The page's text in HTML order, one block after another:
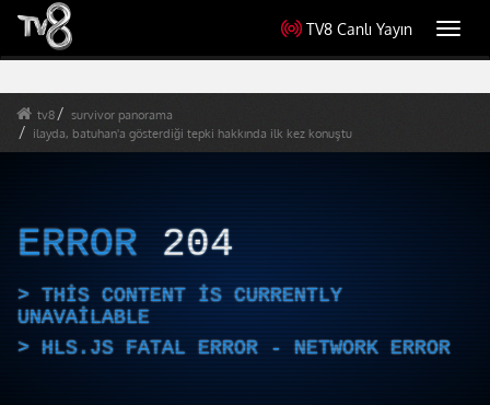
TV8 Canlı Yayın
tv8
survivor panorama
ilayda, batuhan'a gösterdiği tepki hakkında ilk kez konuştu
ERROR 204
THIS CONTENT IS CURRENTLY
UNAVAILABLE
HLS.JS FATAL ERROR - NETWORK ERROR